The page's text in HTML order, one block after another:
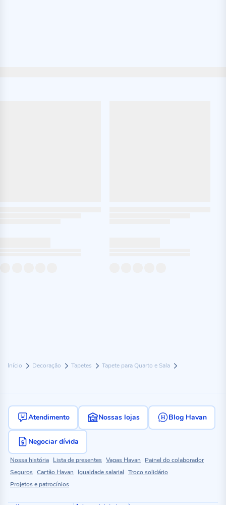
Início Decoração Tapetes Tapete para Quarto e Sala
Atendimento Nossas lojas Blog Havan
Negociar dívida
Nossa história Lista de presentes Vagas Havan
Painel do colaborador
Seguros Cartão Havan Igualdade salarial Troco solidário
Projetos e patrocínios